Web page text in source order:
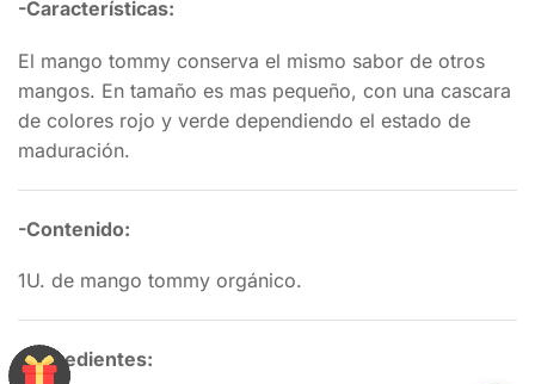
-Características:
El mango tommy conserva el mismo sabor de otros
mangos. En tamaño es mas pequeño, con una cascara
de colores rojo y verde dependiendo el estado de
maduración.
-Contenido:
1U. de mango tommy orgánico.
-Ingredientes: